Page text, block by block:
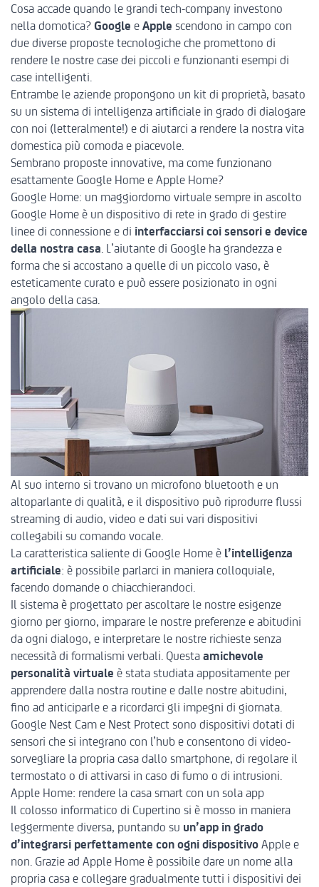
Cosa accade quando le grandi tech-company investono
nella domotica? Google e Apple scendono in campo con
due diverse proposte tecnologiche che promettono di
rendere le nostre case dei piccoli e funzionanti esempi di
case intelligenti.
Entrambe le aziende propongono un kit di proprietà, basato
su un sistema di intelligenza artificiale in grado di dialogare
con noi (letteralmente!) e di aiutarci a rendere la nostra vita
domestica più comoda e piacevole.
Sembrano proposte innovative, ma come funzionano
esattamente Google Home e Apple Home?
Google Home: un maggiordomo virtuale sempre in ascolto
Google Home è un dispositivo di rete in grado di gestire
linee di connessione e di interfacciarsi coi sensori e device
della nostra casa. L’aiutante di Google ha grandezza e
forma che si accostano a quelle di un piccolo vaso, è
esteticamente curato e può essere posizionato in ogni
angolo della casa.
Al suo interno si trovano un microfono bluetooth e un
altoparlante di qualità, e il dispositivo può riprodurre flussi
streaming di audio, video e dati sui vari dispositivi
collegabili su comando vocale.
La caratteristica saliente di Google Home è l’intelligenza
artificiale: è possibile parlarci in maniera colloquiale,
facendo domande o chiacchierandoci.
Il sistema è progettato per ascoltare le nostre esigenze
giorno per giorno, imparare le nostre preferenze e abitudini
da ogni dialogo, e interpretare le nostre richieste senza
necessità di formalismi verbali. Questa amichevole
personalità virtuale è stata studiata appositamente per
apprendere dalla nostra routine e dalle nostre abitudini,
fino ad anticiparle e a ricordarci gli impegni di giornata.
Google Nest Cam e Nest Protect sono dispositivi dotati di
sensori che si integrano con l’hub e consentono di video-
sorvegliare la propria casa dallo smartphone, di regolare il
termostato o di attivarsi in caso di fumo o di intrusioni.
Apple Home: rendere la casa smart con un sola app
Il colosso informatico di Cupertino si è mosso in maniera
leggermente diversa, puntando su un’app in grado
d’integrarsi perfettamente con ogni dispositivo Apple e
non. Grazie ad Apple Home è possibile dare un nome alla
propria casa e collegare gradualmente tutti i dispositivi dei